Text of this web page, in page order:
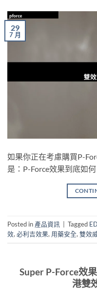
29
7 月
如果你正在考慮購買P-
是：P-Force效果到底如
Posted in 產品資訊 Tagged
效, 必利吉效果, 用藥安全, 雙效
Super P-Force效
港雙